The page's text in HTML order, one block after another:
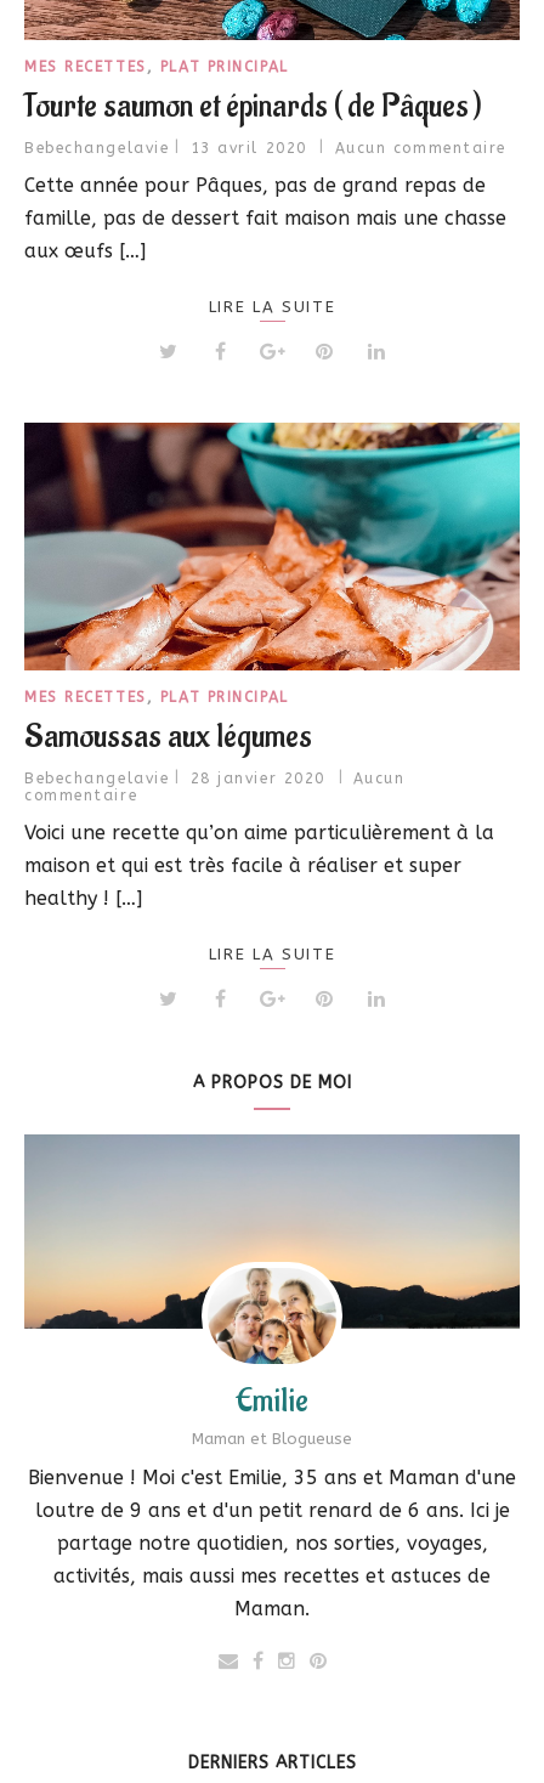
MES RECETTES , PLAT PRINCIPAL
Tourte saumon et épinards ( de Pâques )
Bebechangelavie 13 avril 2020 Aucun commentaire
Cette année pour Pâques, pas de grand repas de
famille, pas de dessert fait maison mais une chasse
aux œufs […]
LIRE LA SUITE
MES RECETTES , PLAT PRINCIPAL
Samoussas aux légumes
Bebechangelavie 28 janvier 2020
Aucun
commentaire
Voici une recette qu’on aime particulièrement à la
maison et qui est très facile à réaliser et super
healthy ! […]
LIRE LA SUITE
A PROPOS DE MOI
Emilie
Maman et Blogueuse
Bienvenue ! Moi c'est Emilie, 35 ans et Maman d'une
loutre de 9 ans et d'un petit renard de 6 ans. Ici je
partage notre quotidien, nos sorties, voyages,
activités, mais aussi mes recettes et astuces de
Maman.
DERNIERS ARTICLES